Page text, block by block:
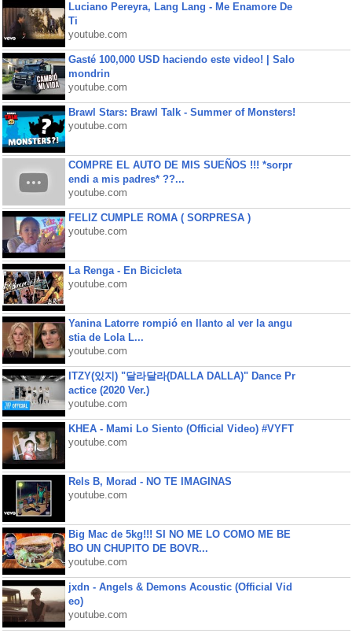
Luciano Pereyra, Lang Lang - Me Enamore De
Ti
youtube.com
Gasté 100,000 USD haciendo este video! | Salo
mondrin
youtube.com
Brawl Stars: Brawl Talk - Summer of Monsters!
youtube.com
COMPRE EL AUTO DE MIS SUEÑOS !!! *sorpr
endi a mis padres* ??...
youtube.com
FELIZ CUMPLE ROMA ( SORPRESA )
youtube.com
La Renga - En Bicicleta
youtube.com
Yanina Latorre rompió en llanto al ver la angu
stia de Lola L...
youtube.com
ITZY(있지) "달라달라(DALLA DALLA)" Dance Pr
actice (2020 Ver.)
youtube.com
KHEA - Mami Lo Siento (Official Video) #VYFT
youtube.com
Rels B, Morad - NO TE IMAGINAS
youtube.com
Big Mac de 5kg!!! SI NO ME LO COMO ME BE
BO UN CHUPITO DE BOVR...
youtube.com
jxdn - Angels & Demons Acoustic (Official Vid
eo)
youtube.com